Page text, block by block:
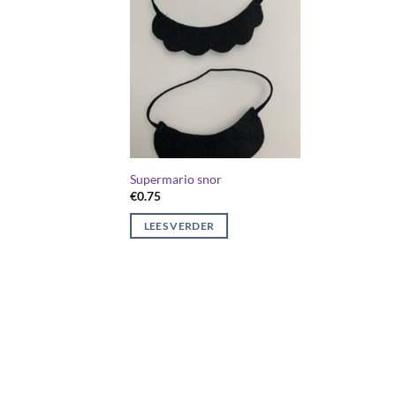
Supermario snor
€0.75
LEES VERDER